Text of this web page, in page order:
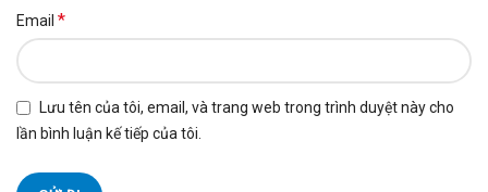
Email *
Lưu tên của tôi, email, và trang web trong trình duyệt này cho
lần bình luận kế tiếp của tôi.